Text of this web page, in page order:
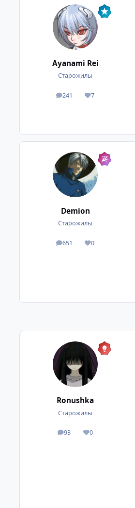
Ayanami Rei
Старожилы
241
посты 7
Репутация
Demion
Старожилы
651
посты 0
Репутация
Ronushka
Старожилы
93
посты 0
Репутация